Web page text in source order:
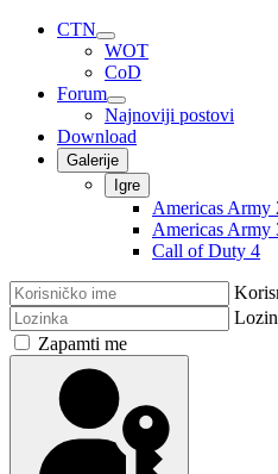
CTN
WOT
CoD
Forum
Najnoviji postovi
Download
Galerije
Igre
Americas Army
Americas Army
Call of Duty 4
Zapamti me